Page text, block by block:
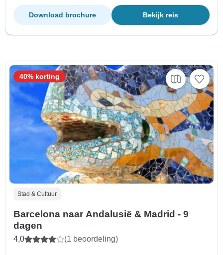
Bekijk reis
Download brochure
Stad & Cultuur
Barcelona naar Andalusië & Madrid - 9
dagen
4,0 (1 beoordeling)
40% korting